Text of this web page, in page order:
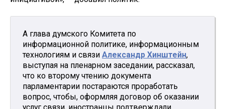
А глава думского Комитета по
информационной политике, информационным
технологиям и связи Александр Хинштейн,
выступая на пленарном заседании, рассказал,
что ко второму чтению документа
парламентарии постараются проработать
вопрос, чтобы, оформляя договор об оказании